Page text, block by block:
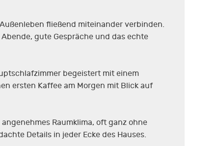
fließend miteinander verbinden.
gute Gespräche und das echte
begeistert mit einem
ersten Kaffee am Morgen mit Blick auf
Raumklima, oft ganz ohne
Details in jeder Ecke des Hauses.